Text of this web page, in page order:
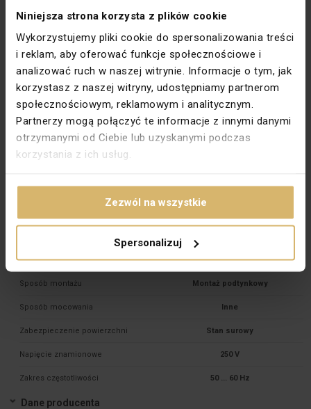
Niniejsza strona korzysta z plików cookie
Wykorzystujemy pliki cookie do spersonalizowania treści
i reklam, aby oferować funkcje społecznościowe i
analizować ruch w naszej witrynie. Informacje o tym, jak
korzystasz z naszej witryny, udostępniamy partnerom
społecznościowym, reklamowym i analitycznym.
Partnerzy mogą połączyć te informacje z innymi danymi
otrzymanymi od Ciebie lub uzyskanymi podczas
korzystania z ich usług.
Zezwól na wszystkie
Spersonalizuj
Typ zacisków Gwintowe
Standard Europejski
Przesłony torów prądowych Nie
Na klucz DATA Nie
Do systemu ramkowego
PKWIU 27.33.13.0
Liczba modułów (dla systemów
1
Typ połączenia Zacisk śrubowy
Sposób montażu Montaż podtynkowy
Sposób mocowania Inne
Zabezpieczenie powierzchni Stan surowy
Napięcie znamionowe 250 V
Zakres częstotliwości 50 ... 60 Hz
Dane producenta